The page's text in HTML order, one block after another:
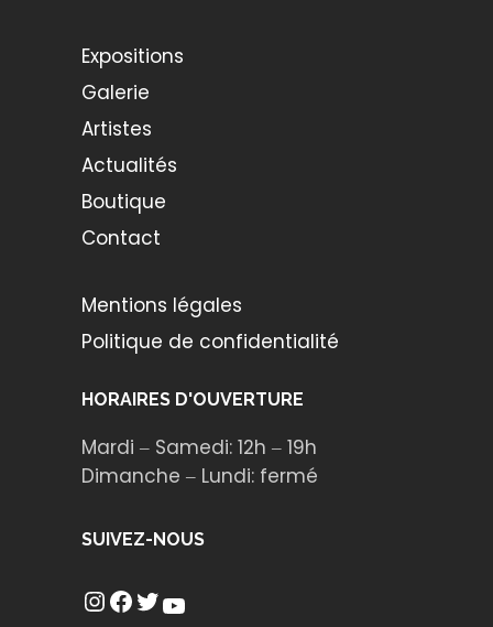
Expositions
Galerie
Artistes
Actualités
Boutique
Contact
Mentions légales
Politique de confidentialité
HORAIRES D'OUVERTURE
Mardi ‒ Samedi: 12h ‒ 19h
Dimanche ‒ Lundi: fermé
SUIVEZ-NOUS
Instagram
Facebook
Twitter
YouTube